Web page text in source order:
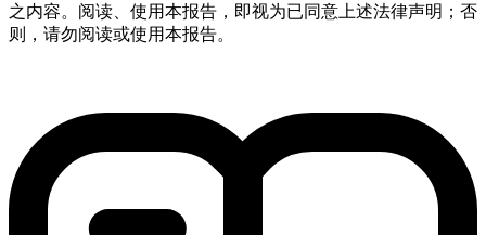
之内容。阅读、使用本报告，即视为已同意上述法律声明；否
则，请勿阅读或使用本报告。